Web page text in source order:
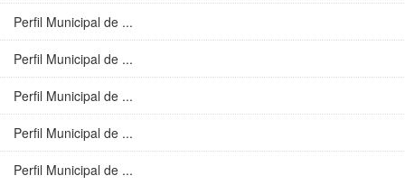
Perfil Municipal de ...
Perfil Municipal de ...
Perfil Municipal de ...
Perfil Municipal de ...
Perfil Municipal de ...